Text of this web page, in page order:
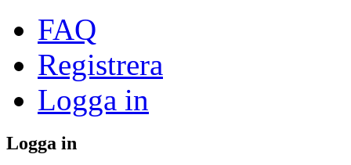
FAQ
Registrera
Logga in
Logga in